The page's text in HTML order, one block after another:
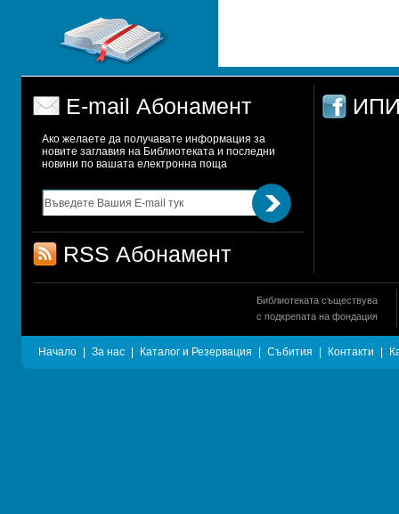
E-mail Абонамент
Ако желаете да получавате информация за
новите заглавия на Библиотеката и последни
новини по вашата електронна поща
RSS Абонамент
ИПИ
Библиотеката съществува
с подкрепата на фондация
Начало За нас Каталог и Резервация Събития Контакти